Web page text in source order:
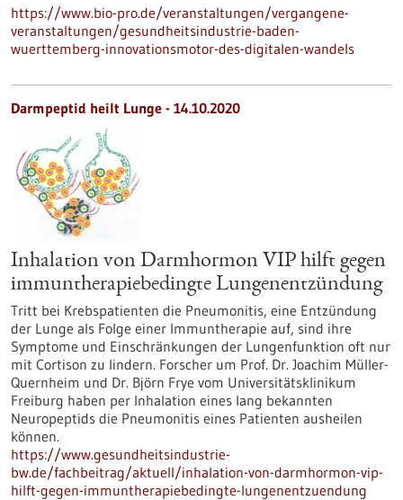
https://www.bio-pro.de/veranstaltungen/vergangene-
veranstaltungen/gesundheitsindustrie-baden-
wuerttemberg-innovationsmotor-des-digitalen-wandels
Darmpeptid heilt Lunge - 14.10.2020
Inhalation von Darmhormon VIP hilft gegen
immuntherapiebedingte Lungenentzündung
Tritt bei Krebspatienten die Pneumonitis, eine Entzündung
der Lunge als Folge einer Immuntherapie auf, sind ihre
Symptome und Einschränkungen der Lungenfunktion oft nur
mit Cortison zu lindern. Forscher um Prof. Dr. Joachim Müller-
Quernheim und Dr. Björn Frye vom Universitätsklinikum
Freiburg haben per Inhalation eines lang bekannten
Neuropeptids die Pneumonitis eines Patienten ausheilen
können.
https://www.gesundheitsindustrie-
bw.de/fachbeitrag/aktuell/inhalation-von-darmhormon-vip-
hilft-gegen-immuntherapiebedingte-lungenentzuendung